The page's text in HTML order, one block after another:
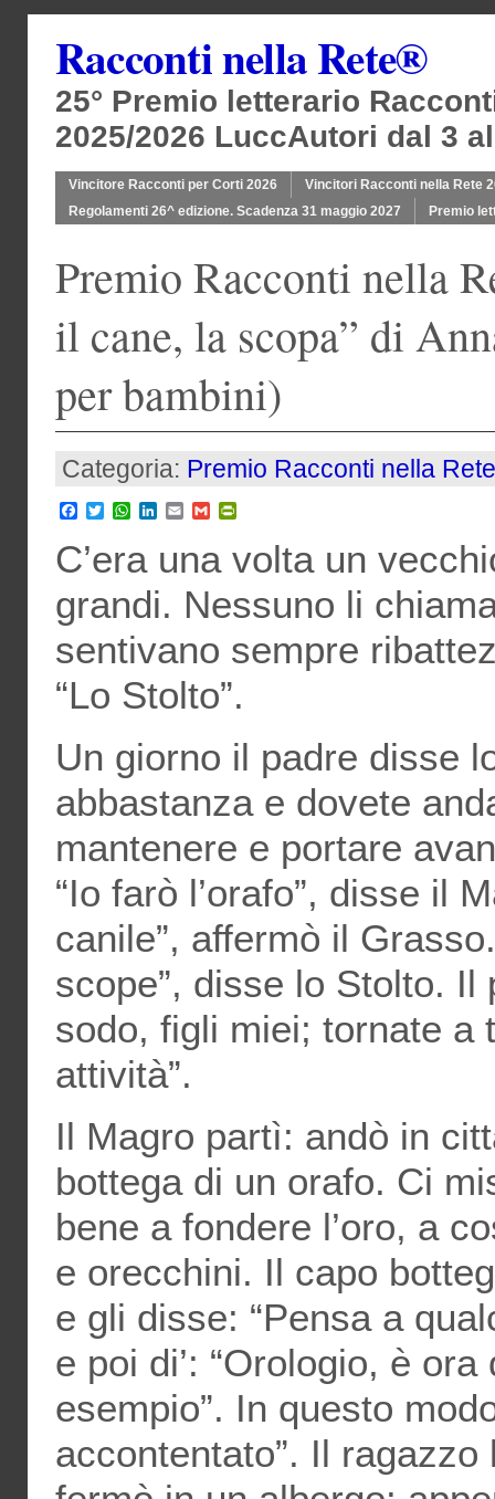
Racconti nella Rete®
25° Premio letterario
2025/2026 LuccAutori dal 3
Vincitore Racconti per Corti 2026
Vincitori Racconti nella Rete
Regolamenti 26^ edizione. Scadenza 31 maggio 2027
Premio
Premio Racconti nella
il cane, la scopa” di
per bambini)
Categoria: Premio Racconti nella
Facebook
TwitterWhatsApp
LinkedIn
EmailGmail
C’era una volta un
grandi. Nessuno li
sentivano sempre
“Lo Stolto”.
Un giorno il padre disse
abbastanza e dovete
mantenere e portare
“Io farò l’orafo”, disse il
canile”, affermò il
scope”, disse lo Stolto. Il
sodo, figli miei; tornate a
attività”.
Il Magro partì: andò in
bottega di un orafo. Ci
bene a fondere l’oro, a
e orecchini. Il capo
e gli disse: “Pensa a
e poi di’: “Orologio, è
esempio”. In questo
accontentato”. Il